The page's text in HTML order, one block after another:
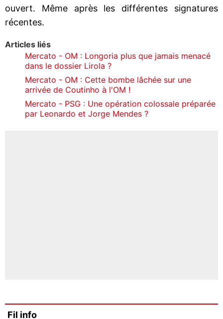
ouvert. Même après les différentes signatures
récentes.
Articles liés
Mercato - OM : Longoria plus que jamais menacé
dans le dossier Lirola ?
Mercato - OM : Cette bombe lâchée sur une
arrivée de Coutinho à l'OM !
Mercato - PSG : Une opération colossale préparée
par Leonardo et Jorge Mendes ?
Fil info